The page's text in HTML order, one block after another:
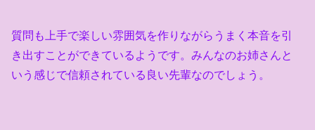
質問も上手で楽しい雰囲気を作りながらうまく本音を引
き出すことができているようです。みんなのお姉さんと
いう感じで信頼されている良い先輩なのでしょう。